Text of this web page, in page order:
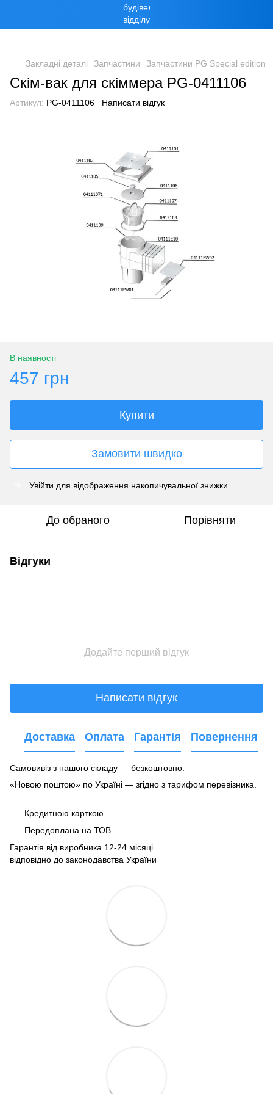
Закладні деталі Запчастини Запчастини PG Special edition
Скім-вак для скіммера PG-0411106
Артикул: PG-0411106 Написати відгук
В наявності
457 грн
Купити
Замовити швидко
Увійти для відображення накопичувальної знижки
До обраного Порівняти
Відгуки
Додайте перший відгук
Написати відгук
Доставка Оплата Гарантія Повернення
Самовивіз з нашого складу — безкоштовно.
«Новою поштою» по Україні — згідно з тарифом перевізника.
Кредитною карткою
Передоплана на ТОВ
Гарантія від виробника 12-24 місяці.
відповідно до законодавства України